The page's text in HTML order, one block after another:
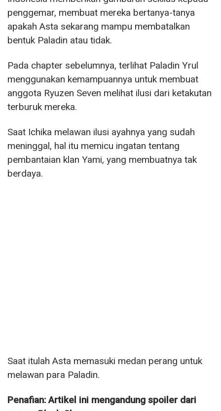
penggemar, membuat mereka bertanya-tanya
apakah Asta sekarang mampu membatalkan
bentuk Paladin atau tidak.
Pada chapter sebelumnya, terlihat Paladin Yrul
menggunakan kemampuannya untuk membuat
anggota Ryuzen Seven melihat ilusi dari ketakutan
terburuk mereka.
Saat Ichika melawan ilusi ayahnya yang sudah
meninggal, hal itu memicu ingatan tentang
pembantaian klan Yami, yang membuatnya tak
berdaya.
Saat itulah Asta memasuki medan perang untuk
melawan para Paladin.
Penafian: Artikel ini mengandung spoiler dari